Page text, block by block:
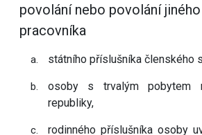
povolání nebo povolání
pracovníka
státního příslušníka členského
osoby s trvalým pobytem
republiky,
rodinného příslušníka osoby